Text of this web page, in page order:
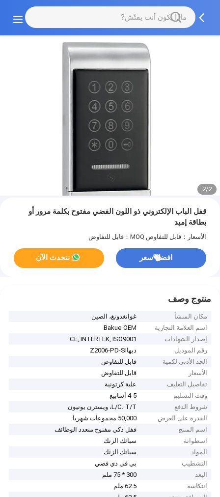
2/2
قفل الباب الإلكتروني ذو اللون الفضي مفتوح بكلمة مرور أو
بطاقة إميد
الأسعار：قابل للتفاوض MOQ：قابل للتفاوض
افضل سعر نتحدث الآن
منتوج وصف
مكان المنشأ
غوانغدونغ، الصين
اسم العلامة التجارية
Bakue OEM
إصدار الشهادات
CE, INTERTEK, ISO9001
رقم الموديل
ديهاZ2006-PD-SI
الحد الأدنى لكمية
قابل للتفاوض
الأسعار
قابل للتفاوض
تفاصيل التغليف
علبة كرتونية
وقت التسليم
4-5 أسابيع
شروط الدفع
L/C، T/T، ويسترن يونيون
القدرة على العرض
50,000 مجموعات شهريا
اسم المنتج
قفل ذكي مفتوح متعدد الوظائف
اسطوانة
سبائك الزنك
المواد
سبائك الزنك
التشطيب
بي في دي فضي
البعد
300 * 75 ملم
انتكاسة
62.5 ملم